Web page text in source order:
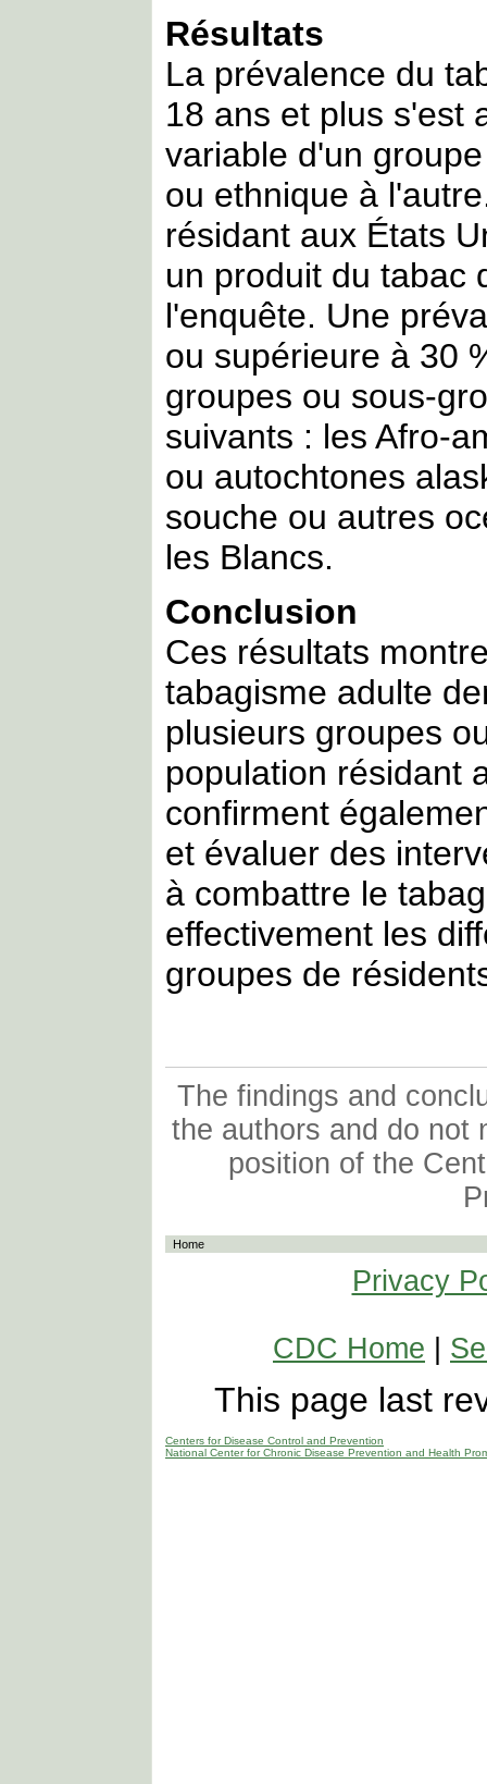
Résultats
La prévalence du
18 ans et plus s'est
variable d'un
ou ethnique à
résidant aux États
un produit du tabac
l'enquête. Une
ou supérieure à 30
groupes ou sous-
suivants : les Afro-
ou autochtones
souche ou autres
les Blancs.
Conclusion
Ces résultats
tabagisme adulte
plusieurs groupes
population résidant
confirment
et évaluer des
à combattre le
effectivement les
groupes de
The findings and
the authors and do not
position of the
Home
Privacy
CDC Home
This page last
Centers for Disease Control and Prevention
National Center for Chronic Disease Prevention and Health